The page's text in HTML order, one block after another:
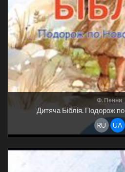
Ф. Пенни
Дитяча Біблія. Подорож
RU UA